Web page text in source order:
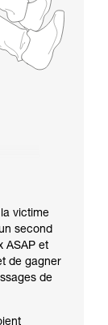
victime
second
ASAP et
de gagner
de